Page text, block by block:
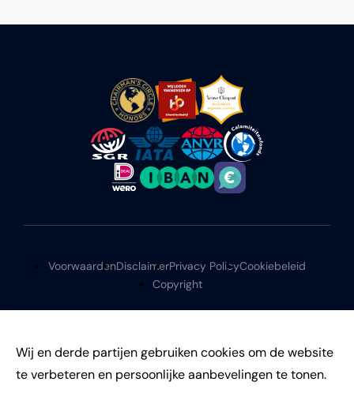
Wij en derde partijen gebruiken cookies om de website
te verbeteren en persoonlijke aanbevelingen te tonen.
VoorwaardenDisclaimerPrivacy PolicyCookiebeleid
Copyright